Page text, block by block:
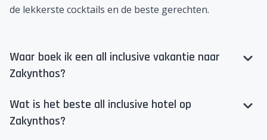
de lekkerste cocktails en de beste gerechten.
Waar boek ik een all inclusive vakantie naar
Zakynthos?
Wat is het beste all inclusive hotel op
Zakynthos?